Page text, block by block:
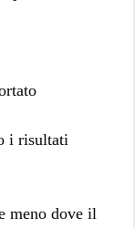
i risultati
meno dove il